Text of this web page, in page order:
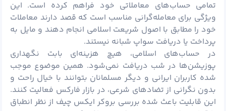
تمامی حساب‌های معاملاتی خود فراهم کرده است. این
ویژگی برای معامله‌گرانی مناسب است که قصد دارند معاملات
خود را مطابق با اصول شریعت اسلامی انجام دهند و مایل به
پرداخت یا دریافت سواپ شبانه نیستند.
در حساب‌های اسلامی، هیچ هزینه‌ای بابت نگهداری
پوزیشن‌ها در شب دریافت نمی‌شود. همین موضوع موجب
شده کاربران ایرانی و دیگر مسلمانان بتوانند با خیال راحت و
بدون نگرانی از تضادهای شرعی، در بازار فارکس فعالیت کنند.
این قابلیت باعث شده بررسی بروکر ایکس چیف از نظر انطباق